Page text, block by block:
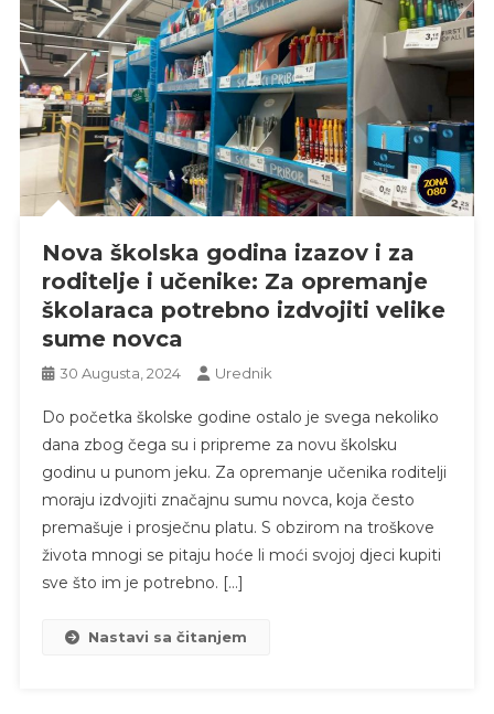
Nova školska godina izazov i za
roditelje i učenike: Za opremanje
školaraca potrebno izdvojiti velike
sume novca
30 Augusta, 2024 Urednik
Do početka školske godine ostalo je svega nekoliko
dana zbog čega su i pripreme za novu školsku
godinu u punom jeku. Za opremanje učenika roditelji
moraju izdvojiti značajnu sumu novca, koja često
premašuje i prosječnu platu. S obzirom na troškove
života mnogi se pitaju hoće li moći svojoj djeci kupiti
sve što im je potrebno. […]
Nastavi sa čitanjem